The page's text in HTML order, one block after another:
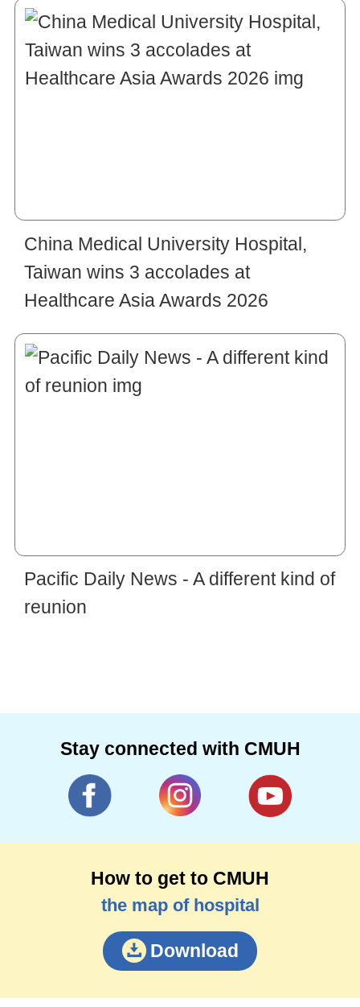
China Medical University Hospital,
Taiwan wins 3 accolades at
Healthcare Asia Awards 2026
Pacific Daily News - A different kind of
reunion
Stay connected with CMUH
How to get to CMUH
the map of hospital
Download